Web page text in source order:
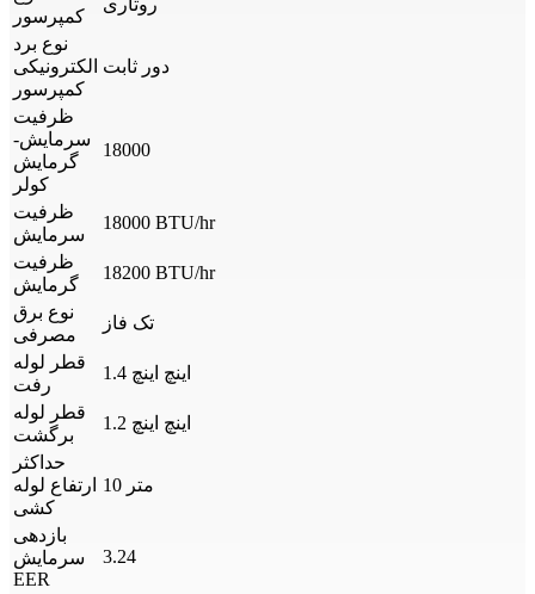
کمپرسور
نوع برد
الکترونیکی
کمپرسور
دور ثابت
ظرفیت
سرمایش-
گرمایش
کولر
18000
ظرفیت
سرمایش
18000 BTU/hr
ظرفیت
گرمایش
18200 BTU/hr
نوع برق
مصرفی
تک فاز
قطر لوله
رفت
1.4 اینچ اینچ
قطر لوله
برگشت
1.2 اینچ اینچ
حداکثر
ارتفاع لوله
کشی
10 متر
بازدهی
سرمایش
EER
3.24